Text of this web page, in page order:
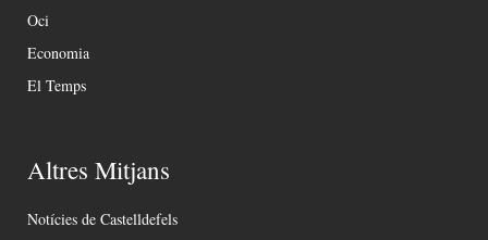
Oci
Economia
El Temps
Altres Mitjans
Notícies de Castelldefels